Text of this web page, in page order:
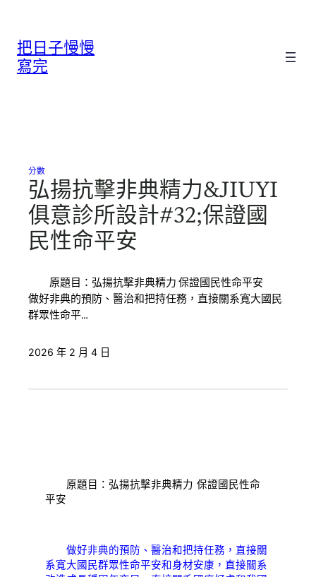
把日子慢慢
寫完
分數
弘揚抗擊非典精力&JIUYI
俱意診所設計#32;保證國
民性命平安
原題目：弘揚抗擊非典精力 保證國民性命平安
做好非典的預防、醫治和把持任務，直接關系寬大國民
群眾性命平…
2026 年 2 月 4 日
原題目：弘揚抗擊非典精力 保證國民性命
平安
做好非典的預防、醫治和把持任務，直接關
系寬大國民群眾性命平安和身材安康，直接關系